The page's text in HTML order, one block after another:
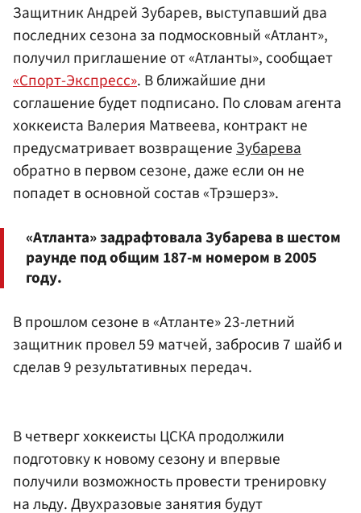
Защитник Андрей Зубарев, выступавший два
последних сезона за подмосковный «Атлант»,
получил приглашение от «Атланты», сообщает
«Спорт-Экспресс». В ближайшие дни
соглашение будет подписано. По словам агента
хоккеиста Валерия Матвеева, контракт не
предусматривает возвращениеЗубарева
обратно в первом сезоне, даже если он не
попадет в основной состав «Трэшерз».
«Атланта» задрафтовала Зубарева в шестом
раунде под общим 187-м номером в 2005
году.
В прошлом сезоне в «Атланте» 23-летний
защитник провел 59 матчей, забросив 7 шайб и
сделав 9 результативных передач.
В четверг хоккеисты ЦСКА продолжили
подготовку к новому сезону и впервые
получили возможность провести тренировку
на льду. Двухразовые занятия будут